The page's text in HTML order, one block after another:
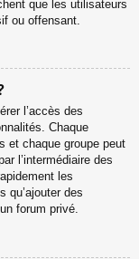
que les utilisateurs
ou offensant.
l’accès des
Chaque
et chaque groupe peut
l’intermédiaire des
les
qu’ajouter des
forum privé.